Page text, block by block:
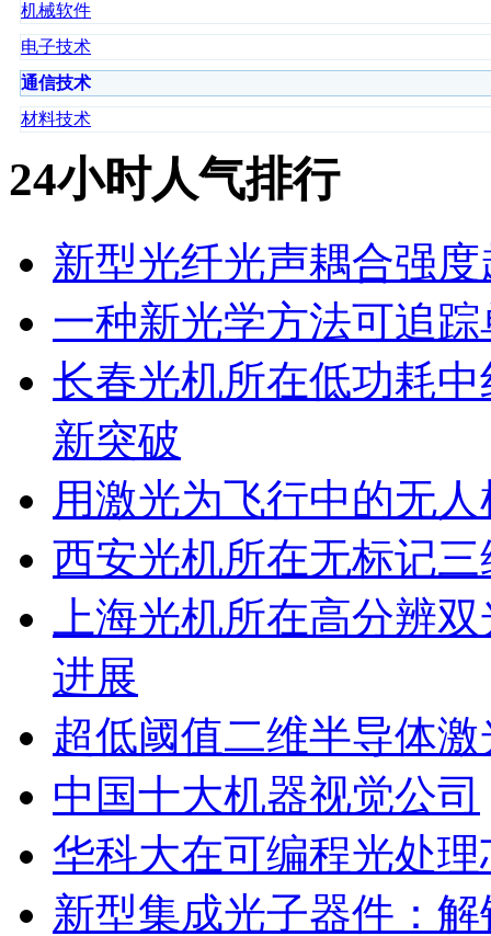
机械软件
电子技术
通信技术
材料技术
24小时人气排行
新型光纤光声耦合强
一种新光学方法可追
长春光机所在低功耗
新突破
用激光为飞行中的无
西安光机所在无标记
上海光机所在高分辨
进展
超低阈值二维半导体
中国十大机器视觉公司
华科大在可编程光处
新型集成光子器件：